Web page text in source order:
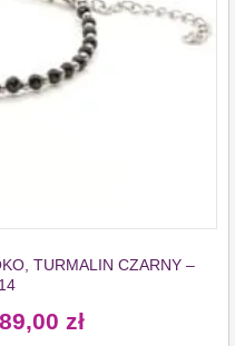
TURMALIN CZARNY –
89,00 zł